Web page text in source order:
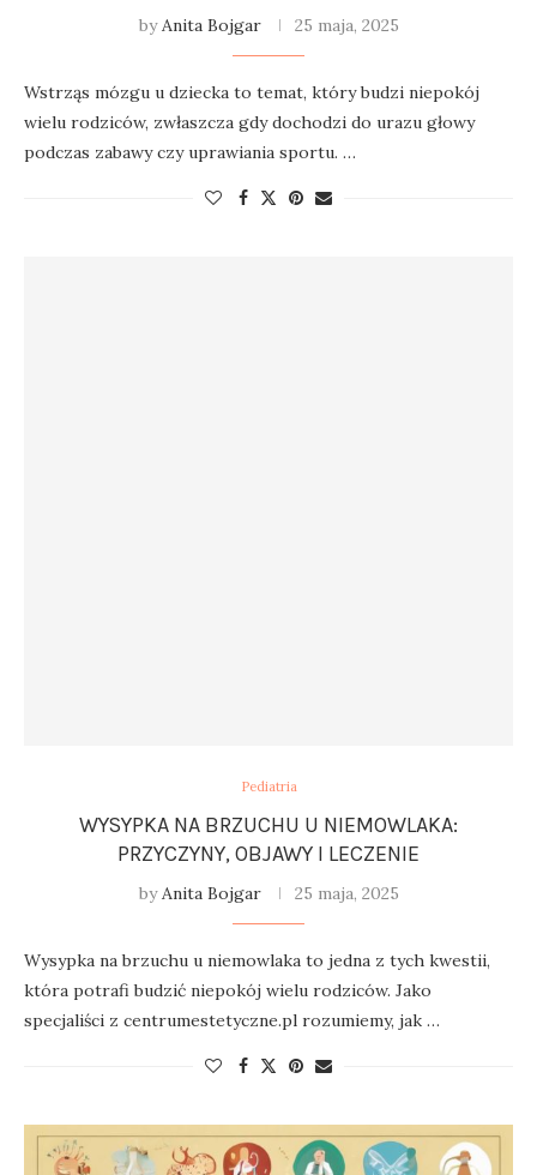
byAnita Bojgar 25 maja, 2025
Wstrząs mózgu u dziecka to temat, który budzi niepokój
wielu rodziców, zwłaszcza gdy dochodzi do urazu głowy
podczas zabawy czy uprawiania sportu. …
Pediatria
WYSYPKA NA BRZUCHU U NIEMOWLAKA:
PRZYCZYNY, OBJAWY I LECZENIE
byAnita Bojgar 25 maja, 2025
Wysypka na brzuchu u niemowlaka to jedna z tych kwestii,
która potrafi budzić niepokój wielu rodziców. Jako
specjaliści z centrumestetyczne.pl rozumiemy, jak …